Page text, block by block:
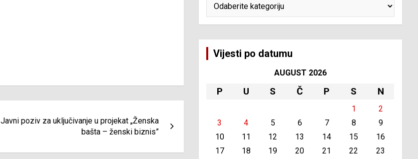
Javni poziv za uključivanje u projekat „Ženska
bašta – ženski biznis”
Vijesti po datumu
AUGUST 2026
P U S Č P S N
1
2
3
4 5 6 7 8
9
10
11 12 13 14 15
16
17
18 19 20 21 22
23